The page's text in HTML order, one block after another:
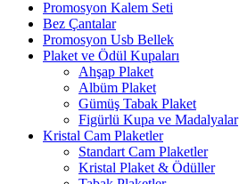
Promosyon Kalem Seti
Bez Çantalar
Promosyon Usb Bellek
Plaket ve Ödül Kupaları
Ahşap Plaket
Albüm Plaket
Gümüş Tabak Plaket
Figürlü Kupa ve Madalyalar
Kristal Cam Plaketler
Standart Cam Plaketler
Kristal Plaket & Ödüller